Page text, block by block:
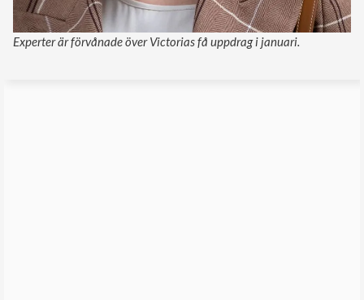
Experter är förvånade över Victorias få uppdrag i januari.